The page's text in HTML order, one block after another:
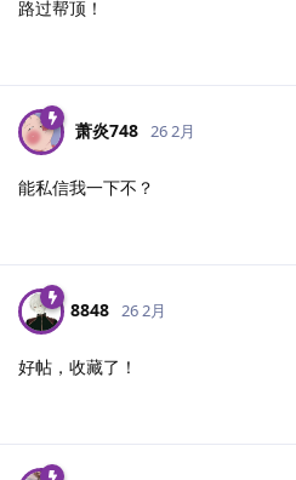
路过帮顶！
萧炎748 26 2月
能私信我一下不？
8848 26 2月
好帖，收藏了！